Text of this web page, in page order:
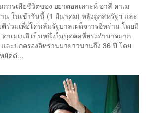
ารเสียชีวิตของ อยาตอลเลาะห์ อาลี คาเม
น ในเช้าวันนี้ (1 มีนาคม) หลังถูกสหรัฐฯ และ
ร่วมเพื่อโค่นล้มรัฐบาลเผด็จการอิหร่าน โดยมี
าเมเนอี เป็นหนึ่งในบุคคลที่ทรงอำนาจมาก
ละปกครองอิหร่านมายาวนานถึง 36 ปี โดย
ยัดต่...